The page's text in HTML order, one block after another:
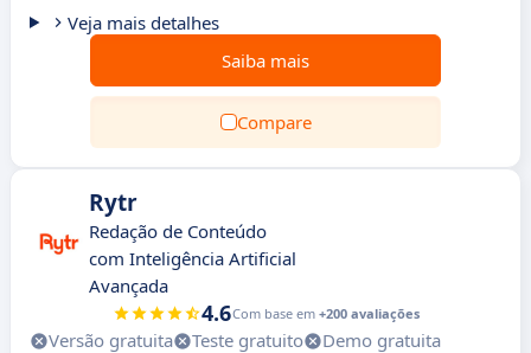
Veja mais detalhes
Saiba mais
Compare
Rytr
Redação de Conteúdo
com Inteligência Artificial
Avançada
4.6Com base em +200 avaliações
Versão gratuita Teste gratuito
Demo gratuita